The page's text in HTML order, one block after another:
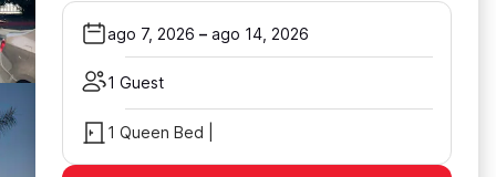
ago 7, 2026 – ago 14, 2026
1 Guest
1 Queen Bed |